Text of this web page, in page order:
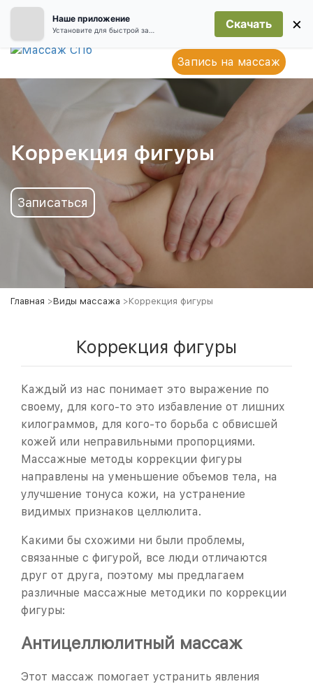
Запись на массаж
Коррекция фигуры
Записаться
Главная >Виды массажа >Коррекция фигуры
Коррекция фигуры
Каждый из нас понимает это выражение по
своему, для кого-то это избавление от лишних
килограммов, для кого-то борьба с обвисшей
кожей или неправильными пропорциями.
Массажные методы коррекции фигуры
направлены на уменьшение объемов тела, на
улучшение тонуса кожи, на устранение
видимых признаков целлюлита.
Какими бы схожими ни были проблемы,
связанные с фигурой, все люди отличаются
друг от друга, поэтому мы предлагаем
различные массажные методики по коррекции
фигуры:
Антицеллюлитный массаж
Этот массаж помогает устранить явления
Наше приложение Скачать ×